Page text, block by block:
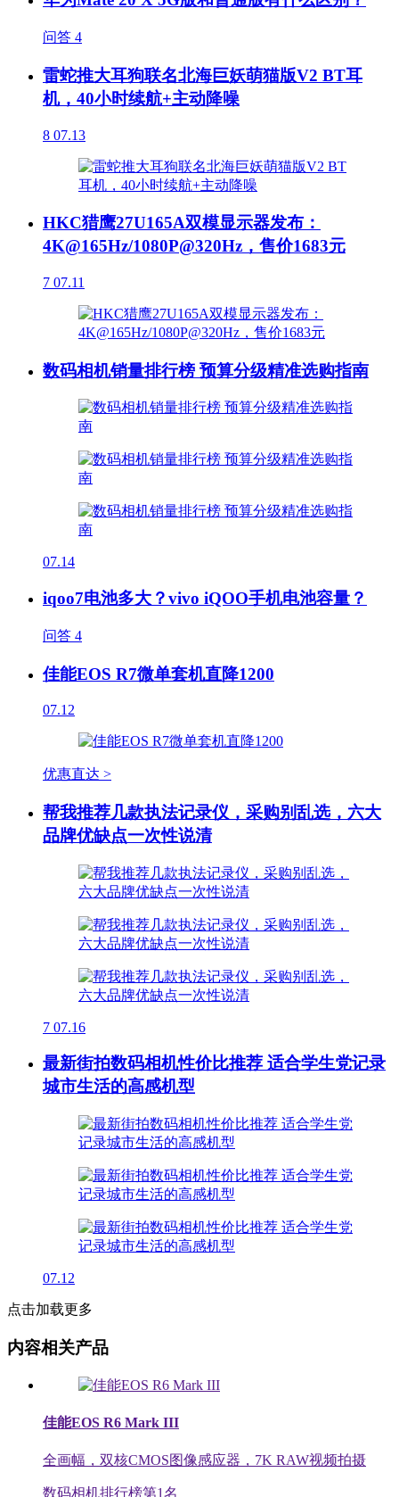
问答 4
雷蛇推大耳狗联名北海巨妖萌猫版V2 BT耳
机，40小时续航+主动降噪
8 07.13
HKC猎鹰27U165A双模显示器发布：
4K@165Hz/1080P@320Hz，售价1683元
7 07.11
数码相机销量排行榜 预算分级精准选购指南
07.14
iqoo7电池多大？vivo iQOO手机电池容量？
问答 4
佳能EOS R7微单套机直降1200
07.12
优惠直达 >
帮我推荐几款执法记录仪，采购别乱选，六大
品牌优缺点一次性说清
7 07.16
最新街拍数码相机性价比推荐 适合学生党记录
城市生活的高感机型
07.12
点击加载更多
内容相关产品
佳能EOS R6 Mark III
全画幅，双核CMOS图像感应器，7K RAW视频拍摄
数码相机排行榜第1名